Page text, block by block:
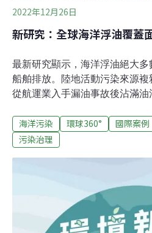
2022年12月26日
新研究：全球海洋浮油覆蓋
最新研究顯示，海洋浮油絕大
船舶排放。陸地活動污染來源
從航運業入手漏油事故後沾滿
並不總是來自重大石油洩漏，
或許值得更多關注。近日，中美
陸地活動和航運。本次研究在
條與航線高度吻合的高密度浮
數浮油更為輕薄，分佈更廣泛
海洋污染 環球360° 國際案例
污染治理